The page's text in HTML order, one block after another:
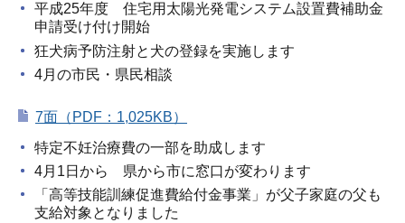
平成25年度 住宅用太陽光発電システム設置費補助金
申請受け付け開始
狂犬病予防注射と犬の登録を実施します
4月の市民・県民相談
7面（PDF：1,025KB）
特定不妊治療費の一部を助成します
4月1日から 県から市に窓口が変わります
「高等技能訓練促進費給付金事業」が父子家庭の父も
支給対象となりました